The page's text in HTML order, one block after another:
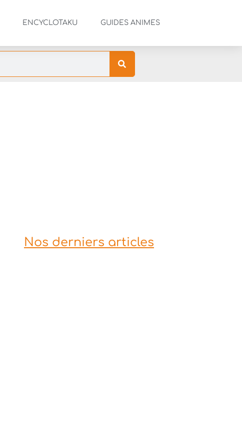
ENCYCLOTAKU GUIDES ANIMES
Nos derniers articles